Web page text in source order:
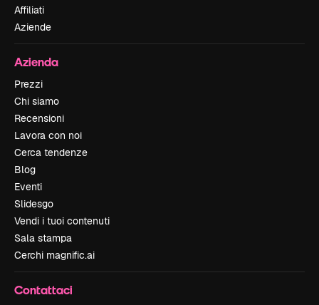
Affiliati
Aziende
Azienda
Prezzi
Chi siamo
Recensioni
Lavora con noi
Cerca tendenze
Blog
Eventi
Slidesgo
Vendi i tuoi contenuti
Sala stampa
Cerchi magnific.ai
Contattaci